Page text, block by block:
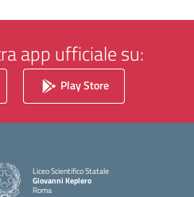
app ufficiale su:
Play Store
Liceo Scientifico Statale
Giovanni Keplero
Roma